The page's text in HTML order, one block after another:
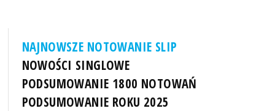
NAJNOWSZE NOTOWANIE SLIP
NOWOŚCI SINGLOWE
PODSUMOWANIE 1800 NOTOWAŃ
PODSUMOWANIE ROKU 2025